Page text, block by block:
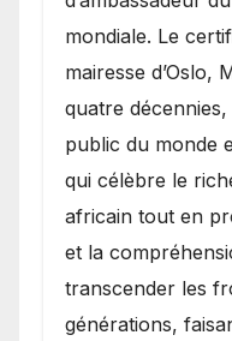
mondiale. Le
mairesse d’Oslo,
quatre
public du monde
qui célèbre le
africain tout en
et la
transcender les
générations,